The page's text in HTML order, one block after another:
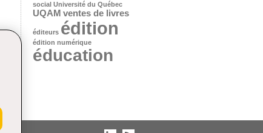
social Université du Québec
UQAM ventes de livres
éditeurs édition
édition numérique
éducation